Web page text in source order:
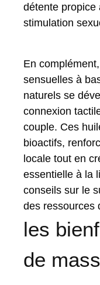
détente propice
stimulation
En
sensuelles à
naturels se
connexion
couple. Ces
bioactifs,
locale tout en
essentielle à la
conseils sur le
des ressources
les
de